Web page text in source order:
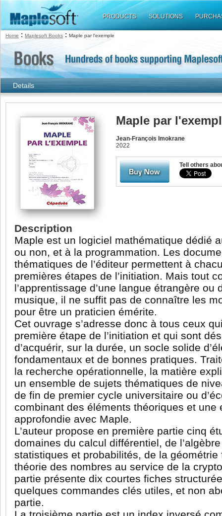
PRODUCTS SOLUTIONS
Home : Maplesoft Books : Maple par l'exemple
Details
Maple par
Jean-François Imokrane
2022
Tell others
Description
Maple est un logiciel mathématique dédié
ou non, et à la programmation. Les
thématiques de l’éditeur permettent à
premières étapes de l’initiation. Mais tout
l’apprentissage d’une langue étrangère ou
musique, il ne suffit pas de connaître les
pour être un praticien émérite.
Cet ouvrage s’adresse donc à tous ceux
première étape de l’initiation et qui sont
d’acquérir, sur la durée, un socle solide
fondamentaux et de bonnes pratiques.
la recherche opérationnelle, la matière
un ensemble de sujets thématiques de
de fin de premier cycle universitaire ou
combinant des éléments théoriques et une
approfondie avec Maple.
L’auteur propose en première partie cinq
domaines du calcul différentiel, de
statistiques et probabilités, de la géométrie
théorie des nombres au service de la
partie présente dix courtes fiches
quelques commandes clés utiles, et non
partie.